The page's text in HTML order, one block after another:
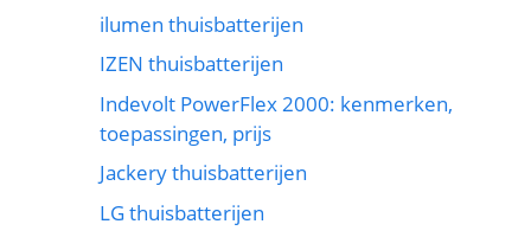
ilumen thuisbatterijen
IZEN thuisbatterijen
Indevolt PowerFlex 2000: kenmerken,
toepassingen, prijs
Jackery thuisbatterijen
LG thuisbatterijen